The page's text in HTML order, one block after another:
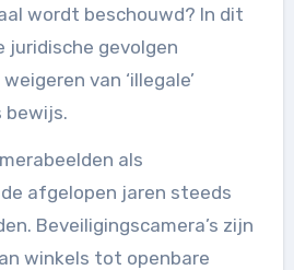
wordt beschouwd? In dit
juridische gevolgen
van ‘illegale’
bewijs.
als
afgelopen jaren steeds
Beveiligingscamera’s zijn
winkels tot openbare